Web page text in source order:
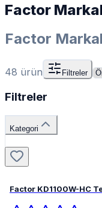
Factor
Factor
48 ürün Filtreler
Filtreler
Kategori
Factor KD1100W-HC